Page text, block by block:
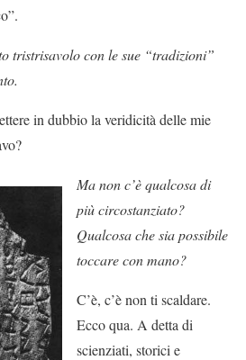
tristrisavolo con le sue “tradizioni”
in dubbio la veridicità delle mie
Ma non c’è qualcosa di
più circostanziato?
Qualcosa che sia possibile
toccare con mano?
C’è, c’è non ti scaldare.
Ecco qua. A detta di
scienziati, storici e